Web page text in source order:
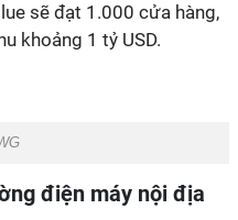
sẽ đạt 1.000 cửa hàng,
khoảng 1 tỷ USD.
điện máy nội địa